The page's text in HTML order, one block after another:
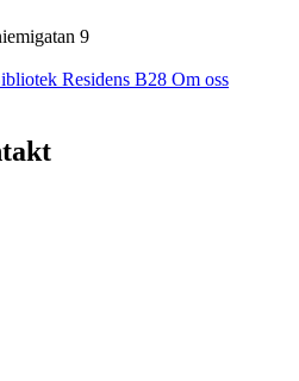
9
Residens B28 Om oss